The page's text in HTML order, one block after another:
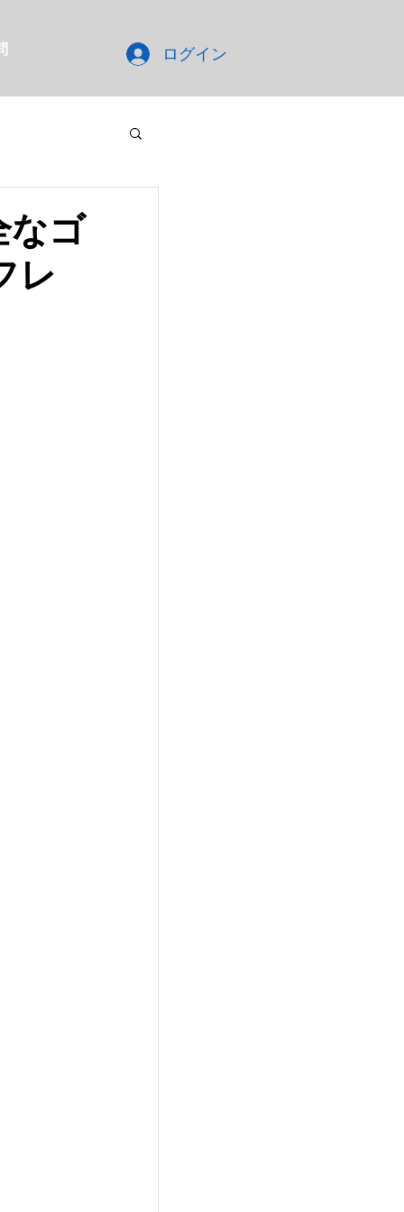
ログイン
なゴ
レ